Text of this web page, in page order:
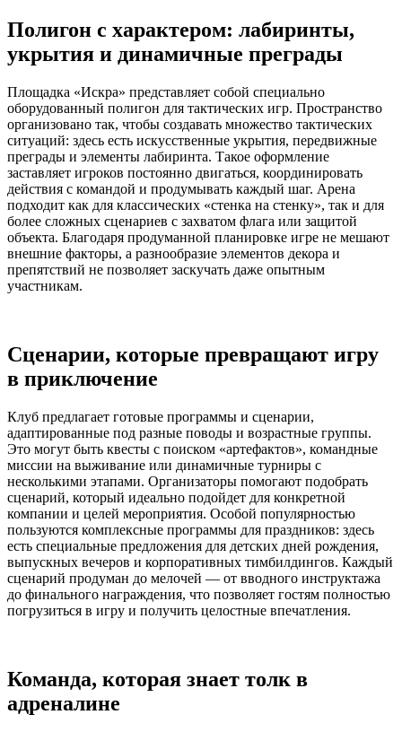
Полигон с характером: лабиринты,
укрытия и динамичные преграды
Площадка «Искра» представляет собой специально
оборудованный полигон для тактических игр. Пространство
организовано так, чтобы создавать множество тактических
ситуаций: здесь есть искусственные укрытия, передвижные
преграды и элементы лабиринта. Такое оформление
заставляет игроков постоянно двигаться, координировать
действия с командой и продумывать каждый шаг. Арена
подходит как для классических «стенка на стенку», так и для
более сложных сценариев с захватом флага или защитой
объекта. Благодаря продуманной планировке игре не мешают
внешние факторы, а разнообразие элементов декора и
препятствий не позволяет заскучать даже опытным
участникам.
Сценарии, которые превращают игру
в приключение
Клуб предлагает готовые программы и сценарии,
адаптированные под разные поводы и возрастные группы.
Это могут быть квесты с поиском «артефактов», командные
миссии на выживание или динамичные турниры с
несколькими этапами. Организаторы помогают подобрать
сценарий, который идеально подойдет для конкретной
компании и целей мероприятия. Особой популярностью
пользуются комплексные программы для праздников: здесь
есть специальные предложения для детских дней рождения,
выпускных вечеров и корпоративных тимбилдингов. Каждый
сценарий продуман до мелочей — от вводного инструктажа
до финального награждения, что позволяет гостям полностью
погрузиться в игру и получить целостные впечатления.
Команда, которая знает толк в
адреналине